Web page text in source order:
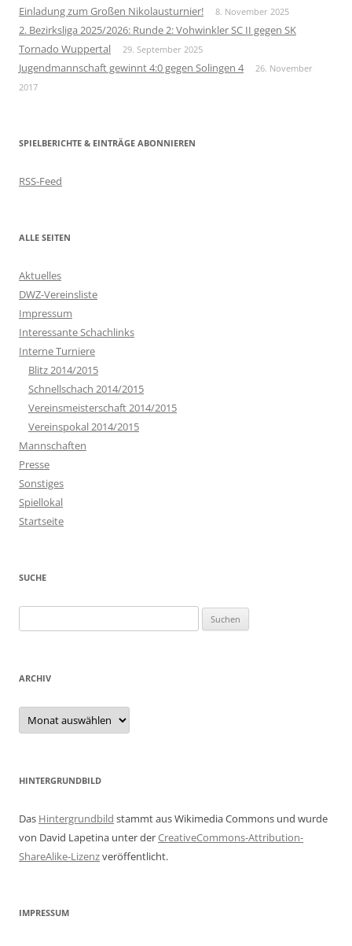
Einladung zum Großen Nikolausturnier! 8. November 2025
2. Bezirksliga 2025/2026: Runde 2: Vohwinkler SC II gegen SK
Tornado Wuppertal
29. September 2025
Jugendmannschaft gewinnt 4:0 gegen Solingen 4
26. November
2017
SPIELBERICHTE & EINTRÄGE ABONNIEREN
RSS-Feed
ALLE SEITEN
Aktuelles
DWZ-Vereinsliste
Impressum
Interessante Schachlinks
Interne Turniere
Blitz 2014/2015
Schnellschach 2014/2015
Vereinsmeisterschaft 2014/2015
Vereinspokal 2014/2015
Mannschaften
Presse
Sonstiges
Spiellokal
Startseite
SUCHE
nach:
ARCHIV
Archiv
HINTERGRUNDBILD
Das Hintergrundbild stammt aus Wikimedia Commons und wurde
von David Lapetina unter derCreativeCommons-Attribution-
ShareAlike-Lizenzveröffentlicht.
IMPRESSUM